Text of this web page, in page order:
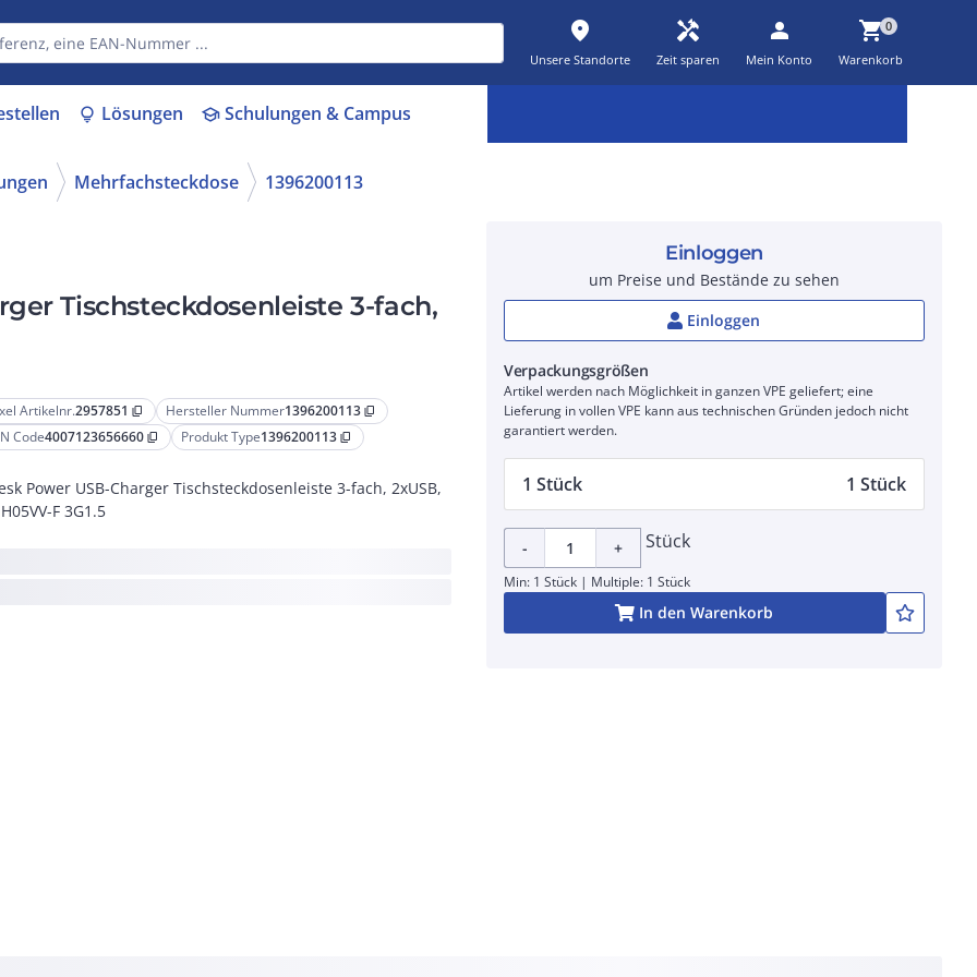
place
Unsere Standorte
handyman
Zeit sparen
person
Mein Konto
shopping_cart0
Warenkorb
lightbulb Lösungen schoolSchulungen & Campus
Mehrfachsteckdose 1396200113
Tischsteckdosenleiste 3-fach,
Artikelnr.2957851 content_copy Hersteller Nummer1396200113 content_copy
Code4007123656660 content_copy Produkt Type1396200113 content_copy
Power USB-Charger Tischsteckdosenleiste 3-fach, 2xUSB,
F 3G1.5
Einloggen
um Preise und Bestände zu sehen
Einloggen
Verpackungsgrößen
Artikel werden nach Möglichkeit in ganzen VPE geliefert; eine
Lieferung in vollen VPE kann aus technischen Gründen jedoch nicht
garantiert werden.
1 Stück 1 Stück
- + Stück
Min: 1 Stück | Multiple: 1 Stück
In den Warenkorb